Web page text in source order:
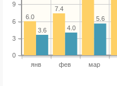
янв фев мар
0
3
6
9
7.4
6.0
5.6
4.0
3.6